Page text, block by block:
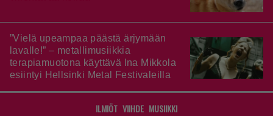
”Vielä upeampaa päästä ärjymään
lavalle!” – metallimusiikkia
terapiamuotona käyttävä Ina Mikkola
esiintyi Hellsinki Metal Festivaleilla
ILMIÖT VIIHDE MUSIIKKI